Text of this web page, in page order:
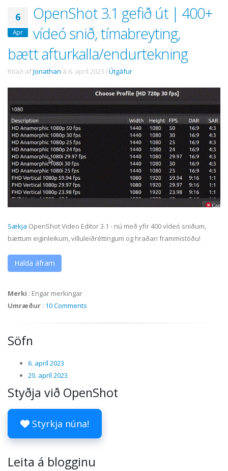
6
Apr
OpenShot 3.1 gefið út | 400+
vídeó snið, tímabreyting,
bætt afturkalla/endurtekning
Ritað afJonathan á 6. apríl 2023 íÚtgáfur .
Sækja OpenShot Video Editor 3.1 - nú með yfir 400 vídeó sniðum,
bættum eiginleikum, villuleiðréttingum og hraðari frammistöðu!
Halda áfram
Merki : Engar merkingar
Umræður : 10 Comments
Söfn
6. apríl 2023
20. apríl 2023
Styðja við OpenShot
Styrkja núna!
Leita á blogginu